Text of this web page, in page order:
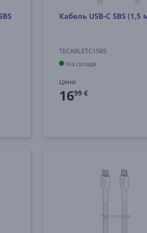
Кабель USB-C SBS (1,5
TECABLETC15BS
На складе
Цена:
1699 €